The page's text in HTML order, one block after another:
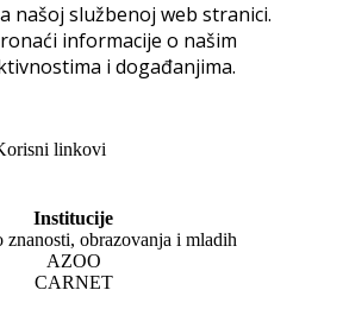
našoj službenoj web stranici.
informacije o našim
i događanjima.
linkovi
Institucije
znanosti, obrazovanja i mladih
AZOO
CARNET